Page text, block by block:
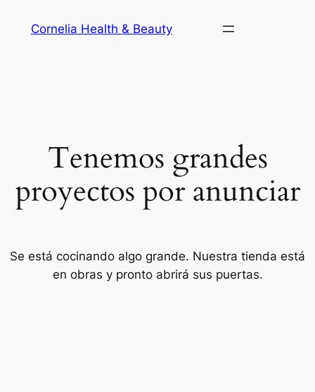
Cornelia Health & Beauty
Tenemos grandes
proyectos por anunciar
Se está cocinando algo grande. Nuestra tienda está
en obras y pronto abrirá sus puertas.